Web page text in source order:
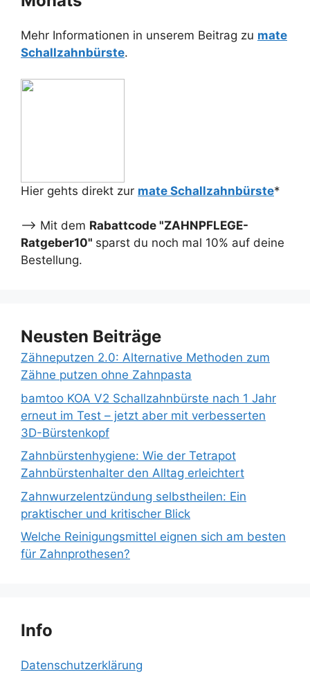
Mehr Informationen in unserem Beitrag zu mate
Schallzahnbürste.
Hier gehts direkt zur mate Schallzahnbürste*
--> Mit dem Rabattcode "ZAHNPFLEGE-
Ratgeber10" sparst du noch mal 10% auf deine
Bestellung.
Neusten Beiträge
Zähneputzen 2.0: Alternative Methoden zum
Zähne putzen ohne Zahnpasta
bamtoo KOA V2 Schallzahnbürste nach 1 Jahr
erneut im Test – jetzt aber mit verbesserten
3D-Bürstenkopf
Zahnbürstenhygiene: Wie der Tetrapot
Zahnbürstenhalter den Alltag erleichtert
Zahnwurzelentzündung selbstheilen: Ein
praktischer und kritischer Blick
Welche Reinigungsmittel eignen sich am besten
für Zahnprothesen?
Info
Datenschutzerklärung